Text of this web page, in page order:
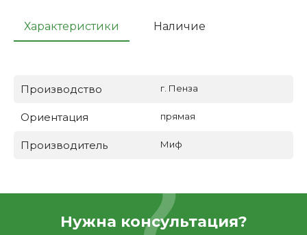
Характеристики Наличие
Производство г. Пенза
Ориентация прямая
Производитель Миф
Нужна консультация?